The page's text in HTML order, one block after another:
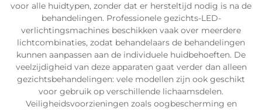
voor alle huidtypen, zonder dat er hersteltijd nodig is na de
behandelingen. Professionele gezichts-LED-
verlichtingsmachines beschikken vaak over meerdere
lichtcombinaties, zodat behandelaars de behandelingen
kunnen aanpassen aan de individuele huidbehoeften. De
veelzijdigheid van deze apparaten gaat verder dan alleen
gezichtsbehandelingen: vele modellen zijn ook geschikt
voor gebruik op verschillende lichaamsdelen.
Veiligheidsvoorzieningen zoals oogbescherming en